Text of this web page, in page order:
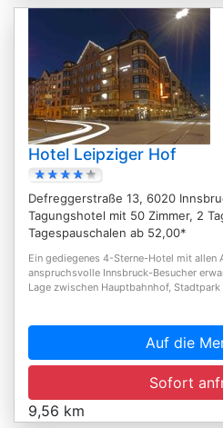
Hotel Leipziger Hof
Defreggerstraße 13, 6020
Tagungshotel mit 50 Zimmer, 2
Tagespauschalen ab 52,00*
Ein gediegenes 4-Sterne-Hotel mit allen
anspruchsvolle Innsbruck-Besucher
Lage zwischen Hauptbahnhof,
Auf die
Sofort
9,56 km